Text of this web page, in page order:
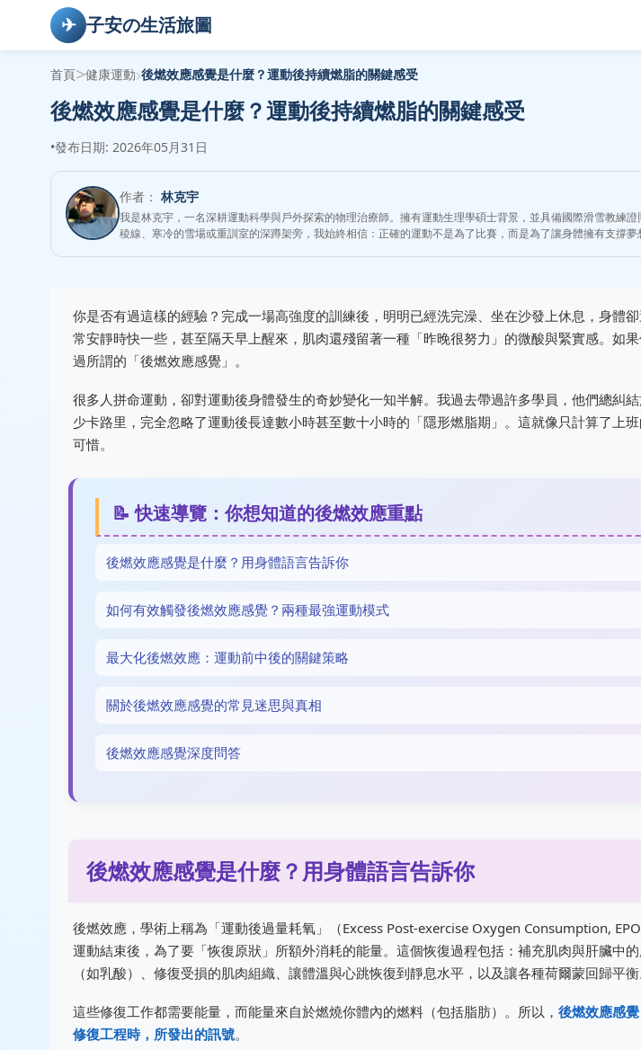
✈ 子安の生活旅圖
首頁>健康運動›後燃效應感覺是什麼？運動後持續燃脂的關鍵感受
後燃效應感覺是什麼？運動後持續燃脂的關鍵感受
•發布日期: 2026年05月31日
作者： 林克宇
我是林克宇，一名深耕運動科學與戶外探索的物理治療師。擁有運動生理學碩士背景，並具備國際滑雪教練
稜線、寒冷的雪場或重訓室的深蹲架旁，我始終相信：正確的運動不是為了比賽，而是為了讓身體擁有支撐夢
你是否有過這樣的經驗？完成一場高強度的訓練後，明明已經洗完澡、坐在沙發上休息，身體
常安靜時快一些，甚至隔天早上醒來，肌肉還殘留著一種「昨晚很努力」的微酸與緊實感。如
過所謂的「後燃效應感覺」。
很多人拼命運動，卻對運動後身體發生的奇妙變化一知半解。我過去帶過許多學員，他們總糾
少卡路里，完全忽略了運動後長達數小時甚至數十小時的「隱形燃脂期」。這就像只計算了上
可惜。
📝 快速導覽：你想知道的後燃效應重點
後燃效應感覺是什麼？用身體語言告訴你
如何有效觸發後燃效應感覺？兩種最強運動模式
最大化後燃效應：運動前中後的關鍵策略
關於後燃效應感覺的常見迷思與真相
後燃效應感覺深度問答
後燃效應感覺是什麼？用身體語言告訴你
後燃效應，學術上稱為「運動後過量耗氧」（Excess Post-exercise Oxygen Consumption,
運動結束後，為了要「恢復原狀」所額外消耗的能量。這個恢復過程包括：補充肌肉與肝臟中
（如乳酸）、修復受損的肌肉組織、讓體溫與心跳恢復到靜息水平，以及讓各種荷爾蒙回歸平衡
這些修復工作都需要能量，而能量來自於燃燒你體內的燃料（包括脂肪）。所以， 後燃效應感
修復工程時，所發出的訊號。